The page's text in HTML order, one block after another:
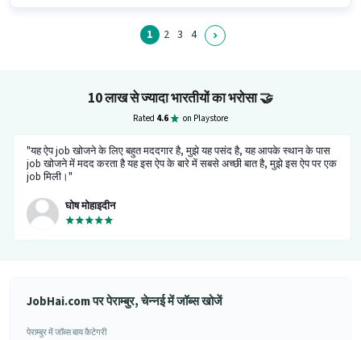
1 2 3 4
10 लाख से ज्यादा भारतीयों का भरोसा🤝
Rated 4.6 on Playstore
"यह ऐप job खोजने के लिए बहुत मददगार है, मुझे यह पसंद है, यह आपके स्थान के पास
job खोजने में मदद करता है यह इस ऐप के बारे में सबसे अच्छी बात है, मुझे इस ऐप पर एक
job मिली।"
घोष मोहाइदीन
JobHai.com पर पेराम्बुर, चेन्नई में जॉब्स खोजें
पेराम्बुर में जॉब्स बाय कैटेगरी